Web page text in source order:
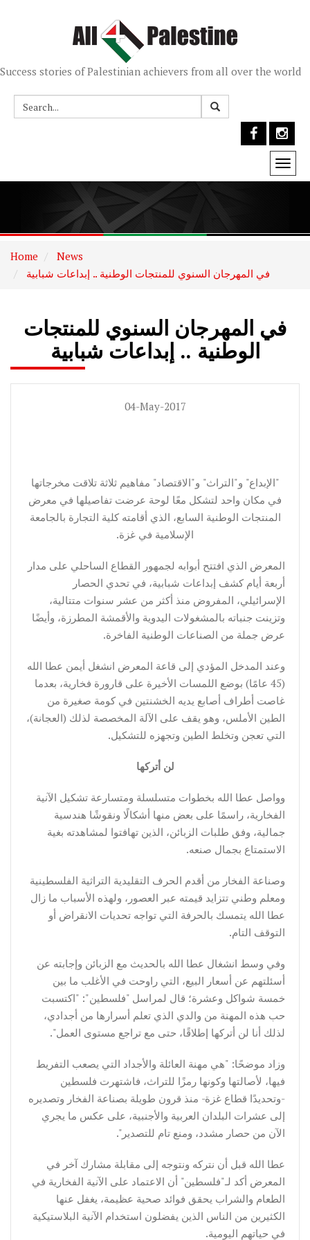
Success stories of Palestinian achievers from all over the world
Home
News
في المهرجان السنوي للمنتجات الوطنية .. إبداعات شبابية
في المهرجان السنوي للمنتجات
الوطنية .. إبداعات شبابية
04-May-2017
"الإبداع" و"التراث" و"الاقتصاد" مفاهيم ثلاثة تلاقت مخرجاتها
في مكان واحد لتشكل معًا لوحة عرضت تفاصيلها في معرض
المنتجات الوطنية السابع، الذي أقامته كلية التجارة بالجامعة
الإسلامية في غزة.
المعرض الذي افتتح أبوابه لجمهور القطاع الساحلي على مدار
أربعة أيام كشف إبداعات شبابية، في تحدي الحصار
الإسرائيلي، المفروض منذ أكثر من عشر سنوات متتالية،
وتزينت جنباته بالمشغولات اليدوية والأقمشة المطرزة، وأيضًا
عرض جملة من الصناعات الوطنية الفاخرة.
وعند المدخل المؤدي إلى قاعة المعرض انشغل أيمن عطا الله
(45 عامًا) بوضع اللمسات الأخيرة على قارورة فخارية، بعدما
غاصت أطراف أصابع يديه الخشنتين في كومة صغيرة من
الطين الأملس، وهو يقف على الآلة المخصصة لذلك (العجانة)،
التي تعجن وتخلط الطين وتجهزه للتشكيل.
لن أتركها
وواصل عطا الله بخطوات متسلسلة ومتسارعة تشكيل الآنية
الفخارية، راسمًا على بعض منها أشكالًا ونقوشًا هندسية
جمالية، وفق طلبات الزبائن، الذين تهافتوا لمشاهدته بغية
الاستمتاع بجمال صنعه.
وصناعة الفخار من أقدم الحرف التقليدية التراثية الفلسطينية
ومعلم وطني تتزايد قيمته عبر العصور، ولهذه الأسباب ما زال
عطا الله يتمسك بالحرفة التي تواجه تحديات الانقراض أو
التوقف التام.
وفي وسط انشغال عطا الله بالحديث مع الزبائن وإجابته عن
أسئلتهم عن أسعار البيع، التي راوحت في الأغلب ما بين
خمسة شواكل وعشرة؛ قال لمراسل "فلسطين": "اكتسبت
حب هذه المهنة من والدي الذي تعلم أسرارها من أجدادي،
لذلك أنا لن أتركها إطلاقًا، حتى مع تراجع مستوى العمل".
وزاد موضحًا: "هي مهنة العائلة والأجداد التي يصعب التفريط
فيها، لأصالتها وكونها رمزًا للتراث، فاشتهرت فلسطين
-وتحديدًا قطاع غزة- منذ قرون طويلة بصناعة الفخار وتصديره
إلى عشرات البلدان العربية والأجنبية، على عكس ما يجري
الآن من حصار مشدد، ومنع تام للتصدير".
عطا الله قبل أن نتركه ونتوجه إلى مقابلة مشارك آخر في
المعرض أكد لـ"فلسطين" أن الاعتماد على الآنية الفخارية في
الطعام والشراب يحقق فوائد صحية عظيمة، يغفل عنها
الكثيرين من الناس الذين يفضلون استخدام الآنية البلاستيكية
في حياتهم اليومية.